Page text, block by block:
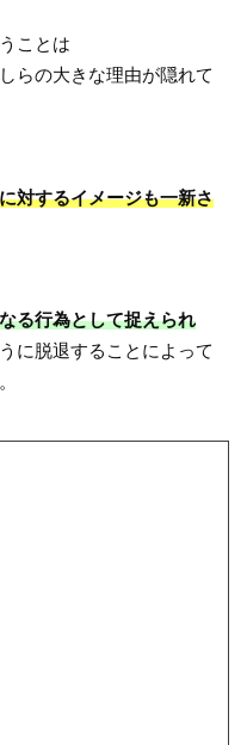
ことは
らの大きな理由が隠れて
対するイメージも一新さ
る行為として捉えられ
に脱退することによって